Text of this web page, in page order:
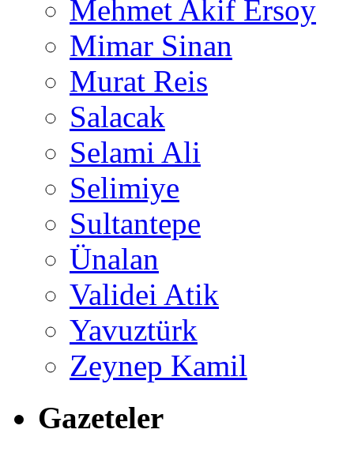
Mehmet Akif Ersoy
Mimar Sinan
Murat Reis
Salacak
Selami Ali
Selimiye
Sultantepe
Ünalan
Validei Atik
Yavuztürk
Zeynep Kamil
Gazeteler